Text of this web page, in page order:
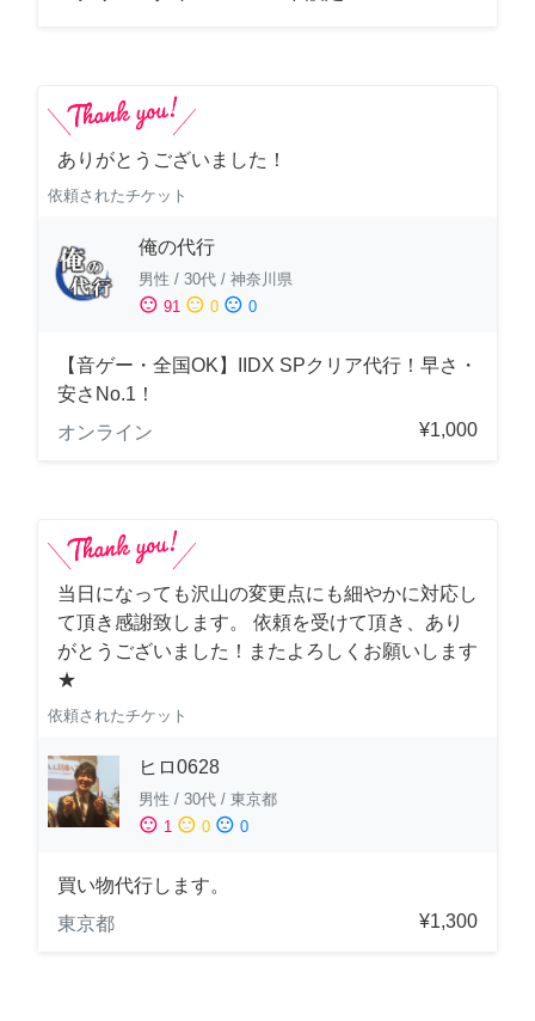
ありがとうございました！
依頼されたチケット
俺の代行
男性 / 30代 / 神奈川県
sentiment_satisfied 91 sentiment_neutral 0 sentiment_dissatisfied 0
【音ゲー・全国OK】IIDX SPクリア代行！早さ・
安さNo.1！
オンライン
¥1,000
当日になっても沢山の変更点にも細やかに対応し
て頂き感謝致します。 依頼を受けて頂き、あり
がとうございました！またよろしくお願いします
★
依頼されたチケット
ヒロ0628
男性 / 30代 / 東京都
sentiment_satisfied 1 sentiment_neutral 0 sentiment_dissatisfied 0
買い物代行します。
東京都
¥1,300